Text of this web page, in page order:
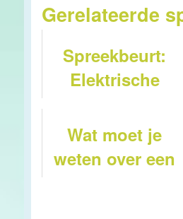
Gerelateerde
Spreekbeurt:
Elektrische
Wat moet je
weten over een